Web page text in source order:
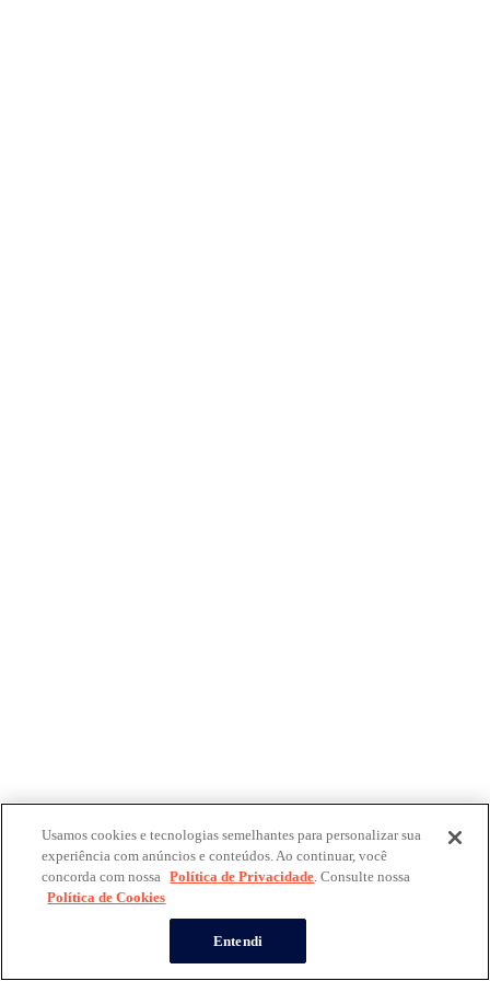
Usamos cookies e tecnologias semelhantes para personalizar sua
experiência com anúncios e conteúdos. Ao continuar, você
concorda com nossa Política de Privacidade. Consulte nossa
Política de Cookies
Entendi